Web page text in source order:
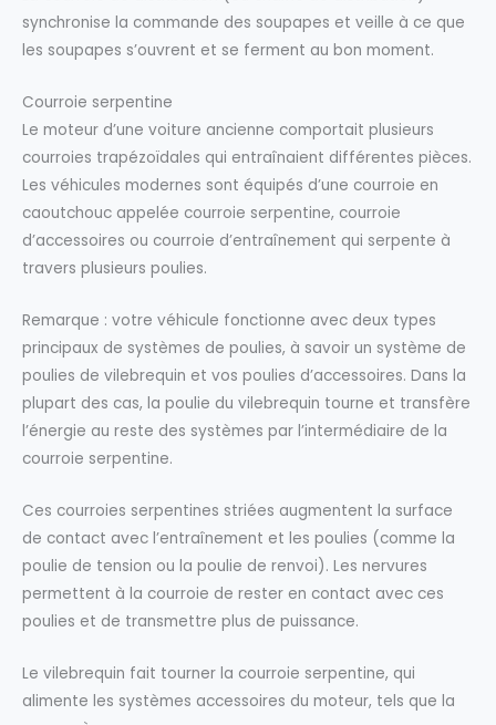
synchronise la commande des soupapes et veille à ce que
les soupapes s’ouvrent et se ferment au bon moment.
Courroie serpentine
Le moteur d’une voiture ancienne comportait plusieurs
courroies trapézoïdales qui entraînaient différentes pièces.
Les véhicules modernes sont équipés d’une courroie en
caoutchouc appelée courroie serpentine, courroie
d’accessoires ou courroie d’entraînement qui serpente à
travers plusieurs poulies.
Remarque : votre véhicule fonctionne avec deux types
principaux de systèmes de poulies, à savoir un système de
poulies de vilebrequin et vos poulies d’accessoires. Dans la
plupart des cas, la poulie du vilebrequin tourne et transfère
l’énergie au reste des systèmes par l’intermédiaire de la
courroie serpentine.
Ces courroies serpentines striées augmentent la surface
de contact avec l’entraînement et les poulies (comme la
poulie de tension ou la poulie de renvoi). Les nervures
permettent à la courroie de rester en contact avec ces
poulies et de transmettre plus de puissance.
Le vilebrequin fait tourner la courroie serpentine, qui
alimente les systèmes accessoires du moteur, tels que la